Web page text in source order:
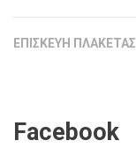
ΕΠΙΣΚΕΥΗ ΠΛΑΚΕΤΑΣ
Facebook